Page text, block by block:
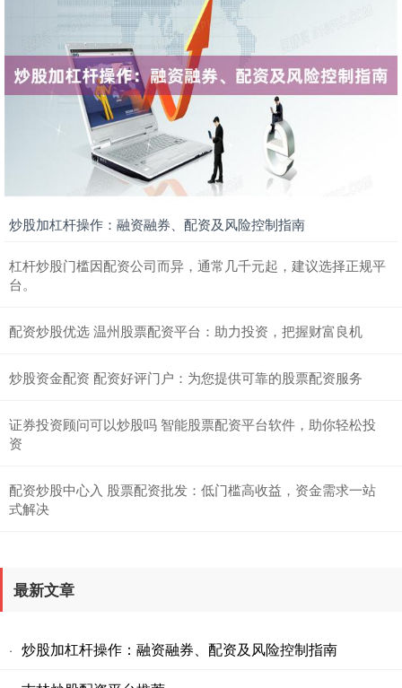
炒股加杠杆操作：融资融券、配资及风险控制指南
杠杆炒股门槛因配资公司而异，通常几千元起，建议选择正规平
台。
配资炒股优选 温州股票配资平台：助力投资，把握财富良机
炒股资金配资 配资好评门户：为您提供可靠的股票配资服务
证券投资顾问可以炒股吗 智能股票配资平台软件，助你轻松投
资
配资炒股中心入 股票配资批发：低门槛高收益，资金需求一站
式解决
最新文章
· 炒股加杠杆操作：融资融券、配资及风险控制指南